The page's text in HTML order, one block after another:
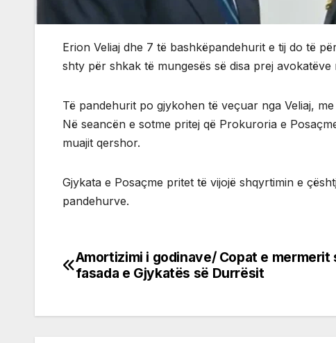
Erion Veliaj dhe 7 të bashkëpandehurit e tij do të
shty për shkak të mungesës së disa prej avokatëve
Të pandehurit po gjykohen të veçuar nga Veliaj,
Në seancën e sotme pritej që Prokuroria e
muajit qershor.
Gjykata e Posaçme pritet të vijojë shqyrtimin e
pandehurve.
Post
Amortizimi i godinave/ Copat e mermerit
fasada e Gjykatës së Durrësit